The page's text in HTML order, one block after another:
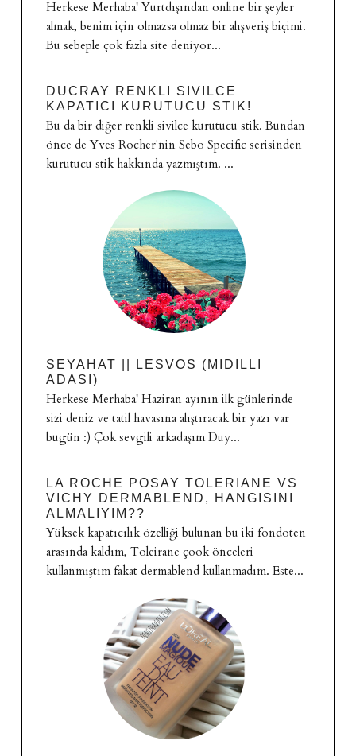
Herkese Merhaba! Yurtdışından online bir şeyler
almak, benim için olmazsa olmaz bir alışveriş biçimi.
Bu sebeple çok fazla site deniyor...
DUCRAY RENKLI SIVILCE
KAPATICI KURUTUCU STIK!
Bu da bir diğer renkli sivilce kurutucu stik. Bundan
önce de Yves Rocher'nin Sebo Specific serisinden
kurutucu stik hakkında yazmıştım. ...
SEYAHAT || LESVOS (MIDILLI
ADASI)
Herkese Merhaba! Haziran ayının ilk günlerinde
sizi deniz ve tatil havasına alıştıracak bir yazı var
bugün :) Çok sevgili arkadaşım Duy...
LA ROCHE POSAY TOLERIANE VS
VICHY DERMABLEND, HANGISINI
ALMALIYIM??
Yüksek kapatıcılık özelliği bulunan bu iki fondoten
arasında kaldım, Toleirane çook önceleri
kullanmıştım fakat dermablend kullanmadım. Este...